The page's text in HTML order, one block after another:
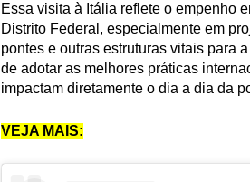
Essa visita à Itália reflete o empenho
Distrito Federal, especialmente em
pontes e outras estruturas vitais para
de adotar as melhores práticas
impactam diretamente o dia a dia da
VEJA MAIS: